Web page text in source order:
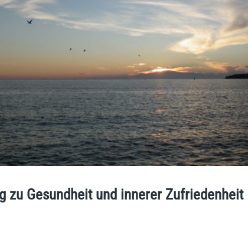
zu Gesundheit und innerer Zufriedenheit